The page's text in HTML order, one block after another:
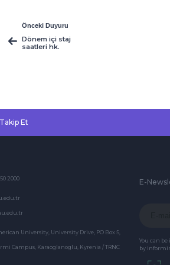
Önceki Duyuru
Dönem içi staj
saatleri hk.
Et
2000
University, University Drive, PO Box 5,
Campus, Karaoglanoglu, Kyrenia / TRNC
E-
You can
by